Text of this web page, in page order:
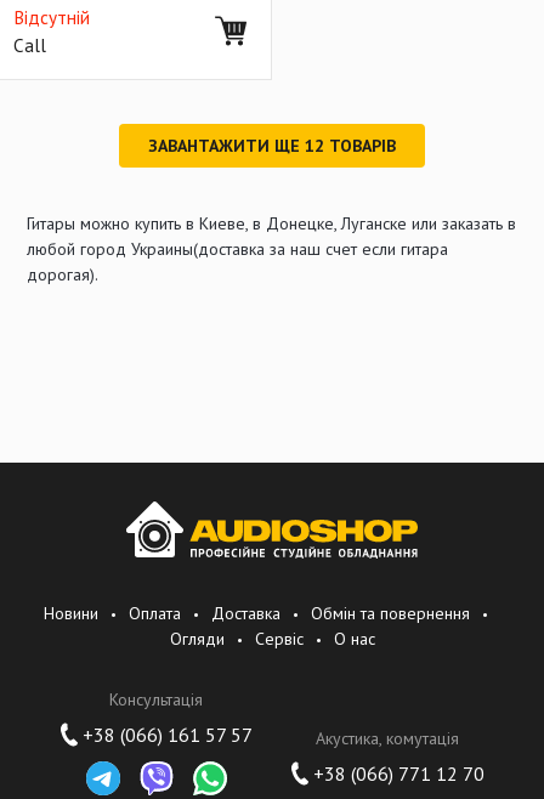
Відсутній
Call
ЗАВАНТАЖИТИ ЩЕ 12 ТОВАРІВ
Гитары можно купить в Киеве, в Донецке, Луганске или заказать в
любой город Украины(доставка за наш счет если гитара
дорогая).
Новини Оплата Доставка
Обмін та повернення
Огляди
Сервіс О нас
Консультація
+38 (066) 161 57 57 Акустика, комутація
+38 (066) 771 12 70